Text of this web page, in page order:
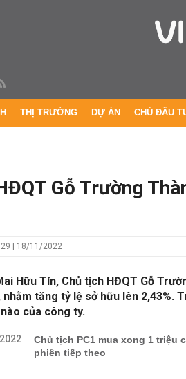
THỊ TRƯỜNG DỰ ÁN CHỦ ĐẦU
Gỗ Trường
| 18/11/2022
Hữu Tín, Chủ tịch HĐQT Gỗ
nhằm tăng tỷ lệ sở hữu lên 2,43%.
của công ty.
Chủ tịch PC1 mua xong 1 triệu
phiên tiếp theo